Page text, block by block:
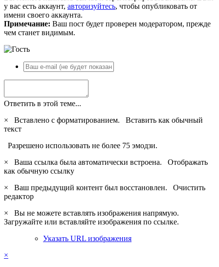
у вас есть аккаунт, авторизуйтесь, чтобы опубликовать от
имени своего аккаунта.
Примечание: Ваш пост будет проверен модератором, прежде
чем станет видимым.
Ответить в этой теме...
×
Вставлено с форматированием. Вставить как обычный
текст
Разрешено использовать не более 75 эмодзи.
×
Ваша ссылка была автоматически встроена. Отображать
как обычную ссылку
×
Ваш предыдущий контент был восстановлен. Очистить
редактор
×
Вы не можете вставлять изображения напрямую.
Загружайте или вставляйте изображения по ссылке.
Указать URL изображения
×